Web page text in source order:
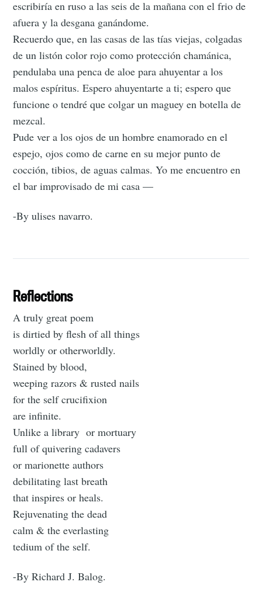
escribiría en ruso a las seis de la mañana con el frio de
afuera y la desgana ganándome.
Recuerdo que, en las casas de las tías viejas, colgadas
de un listón color rojo como protección chamánica,
pendulaba una penca de aloe para ahuyentar a los
malos espíritus. Espero ahuyentarte a ti; espero que
funcione o tendré que colgar un maguey en botella de
mezcal.
Pude ver a los ojos de un hombre enamorado en el
espejo, ojos como de carne en su mejor punto de
cocción, tibios, de aguas calmas. Yo me encuentro en
el bar improvisado de mi casa —
-By ulises navarro.
Reflections
A truly great poem
is dirtied by flesh of all things
worldly or otherworldly.
Stained by blood,
weeping razors & rusted nails
for the self crucifixion
are infinite.
Unlike a library or mortuary
full of quivering cadavers
or marionette authors
debilitating last breath
that inspires or heals.
Rejuvenating the dead
calm & the everlasting
tedium of the self.
-By Richard J. Balog.